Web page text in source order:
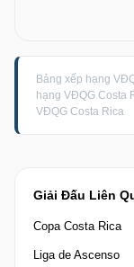
Giải Đấu Liên
Copa Costa Rica
Liga de Ascenso
Bảng xếp hạng
hạng VĐQG Costa
VĐQG Costa Rica